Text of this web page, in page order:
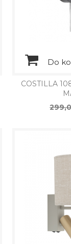
Do
COSTILLA
Cena